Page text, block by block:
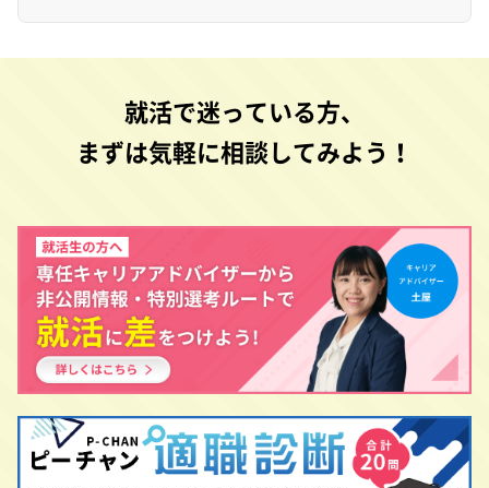
就活で迷っている方、
まずは気軽に相談してみよう！